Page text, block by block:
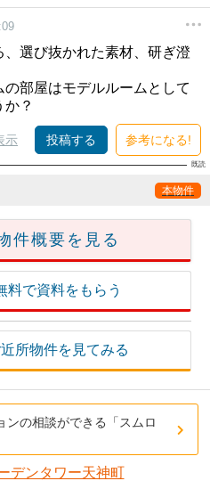
選び抜かれた素材、研ぎ澄
部屋はモデルルームとして
？
示 投稿する 参考になる!
本物件
件概要を見る
料で資料をもらう
所物件を見てみる
ンの相談ができる「スムロ
デンタワー天神町